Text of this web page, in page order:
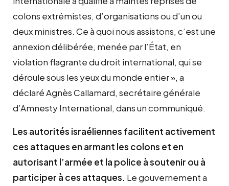
colons extrémistes, d’organisations ou d’un ou
deux ministres. Ce à quoi nous assistons, c’est une
annexion délibérée, menée par l’État, en
violation flagrante du droit international, qui se
déroule sous les yeux du monde entier », a
déclaré Agnès Callamard, secrétaire générale
d’Amnesty International, dans un communiqué.
Les autorités israéliennes facilitent activement
ces attaques en armant les colons et en
autorisant l’armée et la police à soutenir ou à
participer à ces attaques. Le gouvernement a